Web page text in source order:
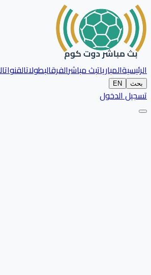
الرئيسيةالمبارياتبث مباشرالفرقالبطولاتالقنوات
بحث EN
تسجيل الدخول